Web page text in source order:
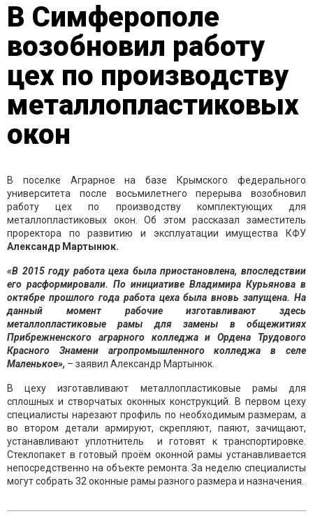
В Симферополе
возобновил работу
цех по производству
металлопластиковых
окон
В поселке Аграрное на базе Крымского федерального
университета после восьмилетнего перерыва возобновил
работу цех по производству комплектующих для
металлопластиковых окон. Об этом рассказал заместитель
проректора по развитию и эксплуатации имущества КФУ
Александр Мартынюк.
«В 2015 году работа цеха была приостановлена, впоследствии
его расформировали. По инициативе Владимира Курьянова в
октябре прошлого года работа цеха была вновь запущена. На
данный момент рабочие изготавливают здесь
металлопластиковые рамы для замены в общежитиях
Прибрежненского аграрного колледжа и Ордена Трудового
Красного Знамени агропромышленного колледжа в селе
Маленькое», – заявил Александр Мартынюк.
В цеху изготавливают металлопластиковые рамы для
сплошных и створчатых оконных конструкций. В первом цеху
специалисты нарезают профиль по необходимым размерам, а
во втором детали армируют, скрепляют, паяют, зачищают,
устанавливают уплотнитель и готовят к транспортировке.
Стеклопакет в готовый проём оконной рамы устанавливается
непосредственно на объекте ремонта. За неделю специалисты
могут собрать 32 оконные рамы разного размера и назначения.